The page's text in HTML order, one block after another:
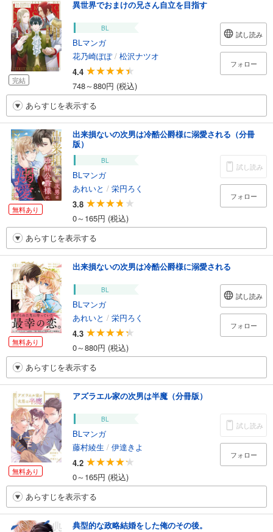
完結
異世界でおまけの兄さん自立を目指す
BL
BLマンガ
花乃崎ぽぽ/ 松沢ナツオ
4.4
748～880円 (税込)
試し読み
フォロー
あらすじを表示する
無料あり
出来損ないの次男は冷酷公爵様に溺愛される（分冊
版）
BL
BLマンガ
あれいと / 栄円ろく
3.8
0～165円 (税込)
試し読み
フォロー
あらすじを表示する
無料あり
出来損ないの次男は冷酷公爵様に溺愛される
BL
BLマンガ
あれいと / 栄円ろく
4.3
0～880円 (税込)
試し読み
フォロー
あらすじを表示する
無料あり
アズラエル家の次男は半魔（分冊版）
BL
BLマンガ
藤村綾生 / 伊達きよ
4.2
0～165円 (税込)
試し読み
フォロー
あらすじを表示する
典型的な政略結婚をした俺のその後。